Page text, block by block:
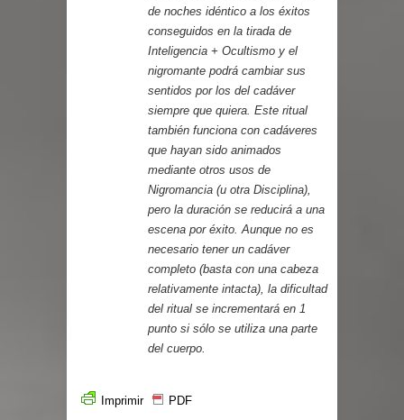
de noches idéntico a los éxitos
conseguidos en la tirada de
Inteligencia + Ocultismo y el
nigromante podrá cambiar sus
sentidos por los del cadáver
siempre que quiera. Este ritual
también funciona con cadáveres
que hayan sido animados
mediante otros usos de
Nigromancia (u otra Disciplina),
pero la duración se reducirá a una
escena por éxito. Aunque no es
necesario tener un cadáver
completo (basta con una cabeza
relativamente intacta), la dificultad
del ritual se incrementará en 1
punto si sólo se utiliza una parte
del cuerpo.
Imprimir PDF